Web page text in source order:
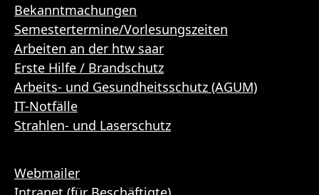
Bekanntmachungen
Semestertermine/Vorlesungszeiten
Arbeiten an der htw saar
Erste Hilfe / Brandschutz
Arbeits- und Gesundheitsschutz (AGUM)
IT-Notfälle
Strahlen- und Laserschutz
Webmailer